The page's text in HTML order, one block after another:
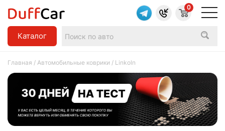
Каталог
0
Главная / Автомобильные коврики / Linkoln